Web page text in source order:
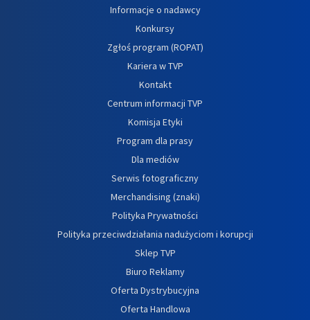
Informacje o nadawcy
Konkursy
Zgłoś program (ROPAT)
Kariera w TVP
Kontakt
Centrum informacji TVP
Komisja Etyki
Program dla prasy
Dla mediów
Serwis fotograficzny
Merchandising (znaki)
Polityka Prywatności
Polityka przeciwdziałania nadużyciom i korupcji
Sklep TVP
Biuro Reklamy
Oferta Dystrybucyjna
Oferta Handlowa